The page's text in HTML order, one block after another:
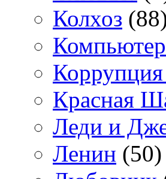
Колхоз
Красная
Леди и
Ленин (50)